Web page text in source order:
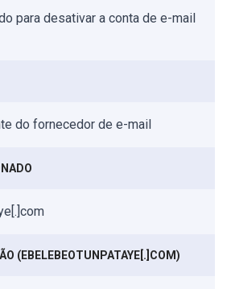
para desativar a conta de e-mail
do fornecedor de e-mail
(EBELEBEOTUNPATAYE[.]COM)